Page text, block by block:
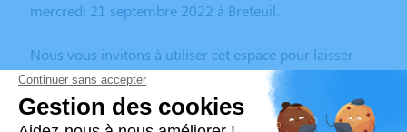
mercredi 21 septembre 2022 à Breteuil.
Nous vous invitons à utiliser cet espace pour laisser
vos condoléances, partager des photos souvenirs, une
anecdote ou exprimer vos pensées à travers des
poèmes ou des textes. Cet endroit est un lieu